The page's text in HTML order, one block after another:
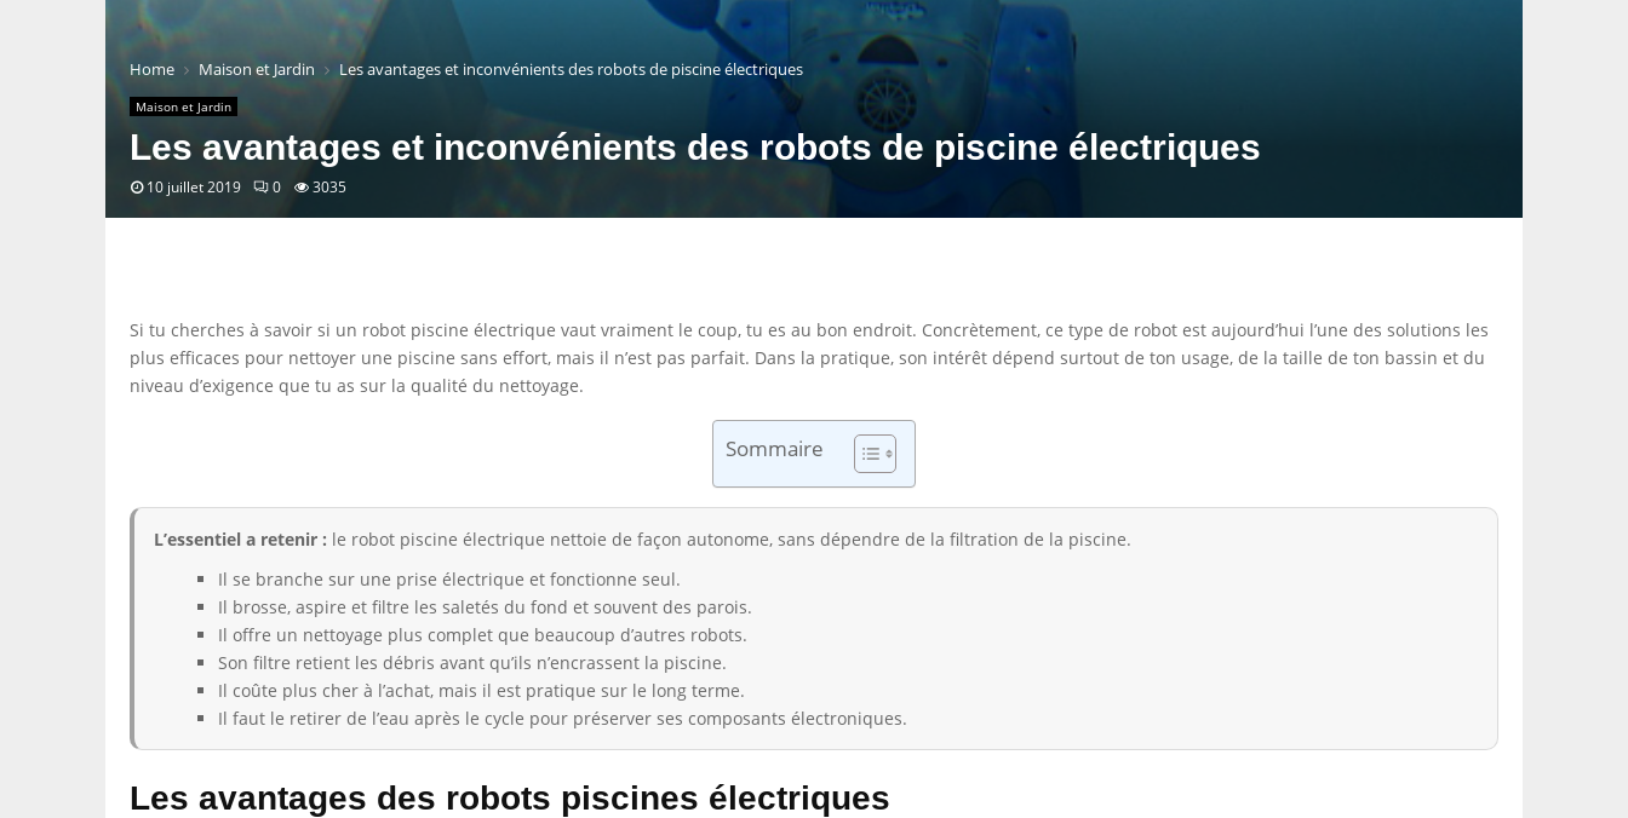
Home Maison et Jardin Les avantages et inconvénients des robots de piscine électriques
Maison et Jardin
Les avantages et inconvénients des robots de piscine électriques
10 juillet 2019 0 3035
Si tu cherches à savoir si un robot piscine électrique vaut vraiment le coup, tu es au bon endroit. Concrètement, ce type de robot est aujourd’hui l’une des solutions les
plus efficaces pour nettoyer une piscine sans effort, mais il n’est pas parfait. Dans la pratique, son intérêt dépend surtout de ton usage, de la taille de ton bassin et du
niveau d’exigence que tu as sur la qualité du nettoyage.
Sommaire
L’essentiel a retenir : le robot piscine électrique nettoie de façon autonome, sans dépendre de la filtration de la piscine.
Il se branche sur une prise électrique et fonctionne seul.
Il brosse, aspire et filtre les saletés du fond et souvent des parois.
Il offre un nettoyage plus complet que beaucoup d’autres robots.
Son filtre retient les débris avant qu’ils n’encrassent la piscine.
Il coûte plus cher à l’achat, mais il est pratique sur le long terme.
Il faut le retirer de l’eau après le cycle pour préserver ses composants électroniques.
Les avantages des robots piscines électriques